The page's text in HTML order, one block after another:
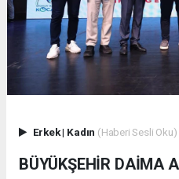
Erkek| Kadın (Haberi Sesli Oku)
BÜYÜKŞEHİR DAİMA